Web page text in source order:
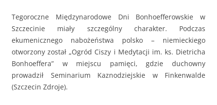
Tegoroczne Międzynarodowe Dni Bonhoefferowskie w
Szczecinie miały szczególny charakter. Podczas
ekumenicznego nabożeństwa polsko – niemieckiego
otworzony został „Ogród Ciszy i Medytacji im. ks. Dietricha
Bonhoeffera” w miejscu pamięci, gdzie duchowny
prowadził Seminarium Kaznodziejskie w Finkenwalde
(Szczecin Zdroje).